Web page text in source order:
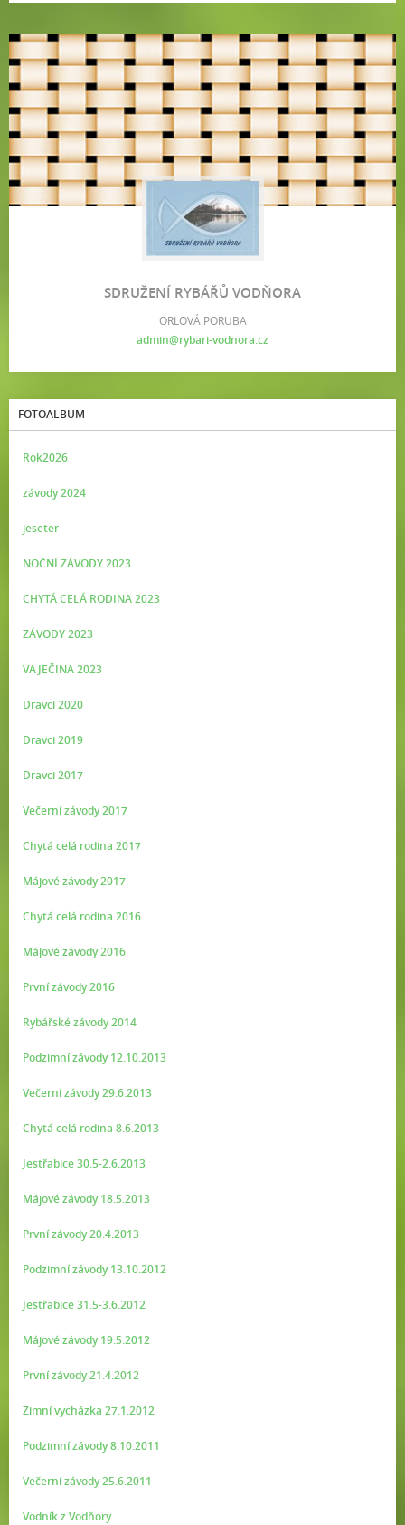
SDRUŽENÍ RYBÁŘŮ VODŇORA
ORLOVÁ PORUBA
admin@rybari-vodnora.cz
FOTOALBUM
Rok2026
závody 2024
jeseter
NOČNÍ ZÁVODY 2023
CHYTÁ CELÁ RODINA 2023
ZÁVODY 2023
VAJEČINA 2023
Dravci 2020
Dravci 2019
Dravci 2017
Večerní závody 2017
Chytá celá rodina 2017
Májové závody 2017
Chytá celá rodina 2016
Májové závody 2016
První závody 2016
Rybářské závody 2014
Podzimní závody 12.10.2013
Večerní závody 29.6.2013
Chytá celá rodina 8.6.2013
Jestřabice 30.5-2.6.2013
Májové závody 18.5.2013
První závody 20.4.2013
Podzimní závody 13.10.2012
Jestřabice 31.5-3.6.2012
Májové závody 19.5.2012
První závody 21.4.2012
Zimní vycházka 27.1.2012
Podzimní závody 8.10.2011
Večerní závody 25.6.2011
Vodník z Vodňory